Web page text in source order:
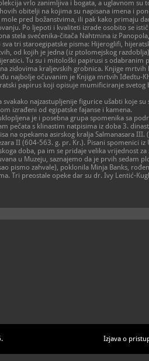
vrlo zanimljiva i bogata, a uglavnom su
obitelji na kojima su napisana imena i
pred božanstvima, ili pak kako primaju
Po ljepoti i kvaliteti izrade osobito se
stela svećenika-čitača Nahtmina iz
tri staroegipatske pisma: Hijeroglifi,
od kojih je jedna (iz ptolomejskog
Tu su i mitološki papirusi s odabranim
zidovima kraljevskih grobnica. Knjige mrtvih
najbolje očuvanim je Knjiga mrtvih Iđedtu-
papirus koji opisuje mumificiranje
najzastupljenije figurice ušabti koje su
izrađeni od egipatske fajanse i kamena.
je i posebna grupa spomenika sa
pečata s klinastim natpisima iz doba 3.
na opekama asirskog kralja Salmanasara
II (604-563. g. pr. Kr.). Pisani spomenici
doba, pa im se pridaje velika vrijednost
u Muzeju, saznajemo da je prvih sedam
pismo zahvale), poklonila Minja Banks,
Tri preostale opeke dar su dr. Ivy Lentić-
Izjava o